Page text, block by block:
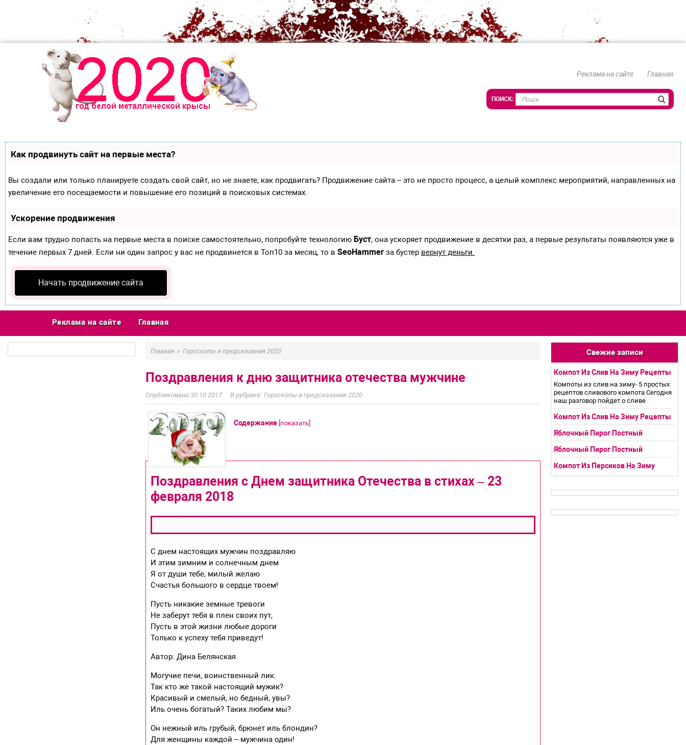
Реклама на сайте Главная
Как продвинуть сайт на первые места?
Вы создали или только планируете создать свой сайт, но не знаете, как продвигать? Продвижение сайта – это не просто процесс, а целый комплекс мероприятий, направленных на
увеличение его посещаемости и повышение его позиций в поисковых системах.
Ускорение продвижения
Если вам трудно попасть на первые места в поиске самостоятельно, попробуйте технологию Буст, она ускоряет продвижение в десятки раз, а первые результаты появляются уже в
течение первых 7 дней. Если ни один запрос у вас не продвинется в Топ10 за месяц, то в SeoHammer за бустер вернут деньги.
Начать продвижение сайта
Реклама на сайте Главная
Главная » Гороскопы и предсказания 2020
Поздравления к дню защитника отечества мужчине
30.10.2017 Гороскопы и предсказания 2020
Содержание [показать]
Поздравления с Днем защитника Отечества в стихах – 23
февраля 2018
С днем настоящих мужчин поздравляю
И этим зимним и солнечным днем
Я от души тебе, милый желаю
Счастья большого в сердце твоем!
Пусть никакие земные тревоги
Не заберут тебя в плен своих пут,
Пусть в этой жизни любые дороги
Только к успеху тебя приведут!
Автор: Дина Белянская
Могучие печи, воинственный лик.
Так кто же такой настоящий мужик?
Красивый и смелый, но бедный, увы?
Иль очень богатый? Таких любим мы?
Он нежный иль грубый, брюнет иль блондин?
Для женщины каждой – мужчина один!
Свежие записи
Компот Из Слив На Зиму Рецепты
Компоты из слив на зиму- 5 простых
рецептов сливового компота Сегодня
наш разговор пойдет о сливе
Компот Из Слив На Зиму Рецепты
Яблочный Пирог Постный
Яблочный Пирог Постный
Компот Из Персиков На Зиму